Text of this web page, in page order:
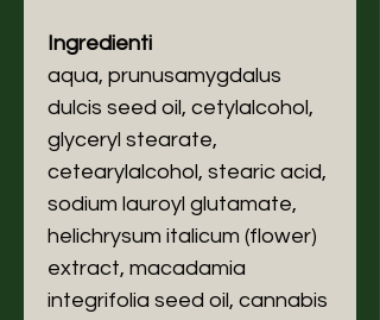
Ingredienti
aqua, prunusamygdalus
dulcis seed oil, cetylalcohol,
glyceryl stearate,
cetearylalcohol, stearic acid,
sodium lauroyl glutamate,
helichrysum italicum (flower)
extract, macadamia
integrifolia seed oil, cannabis